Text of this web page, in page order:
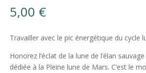
5,00 €
Travailler avec le pic énergétique du cycle
Honorez l’éclat de la lune de l’élan
dédiée à la Pleine lune de Mars. C’est le